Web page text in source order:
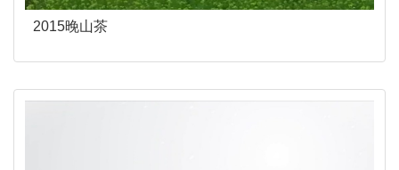
2015晚山茶